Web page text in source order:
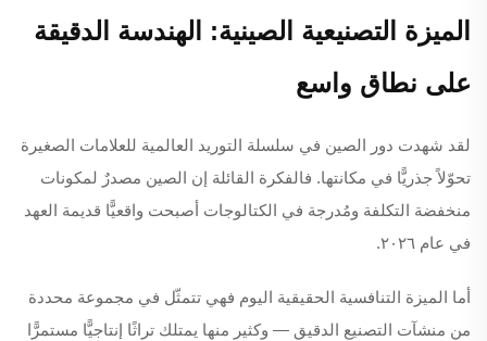
الميزة التصنيعية الصينية: الهندسة الدقيقة
على نطاق واسع
لقد شهدت دور الصين في سلسلة التوريد العالمية للعلامات الصغيرة
تحوّلاً جذريًّا في مكانتها. فالفكرة القائلة إن الصين مصدرٌ لمكونات
منخفضة التكلفة ومُدرجة في الكتالوجات أصبحت واقعيًّا قديمة العهد
في عام ٢٠٢٦.
أما الميزة التنافسية الحقيقية اليوم فهي تتمثّل في مجموعة محددة
من منشآت التصنيع الدقيق — وكثير منها يمتلك تراثًا إنتاجيًّا مستمرًّا